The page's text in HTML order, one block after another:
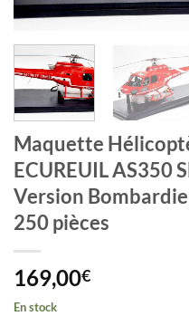
Maquette
ECUREUIL AS350
Version
250 pièces
169,00€
En stock